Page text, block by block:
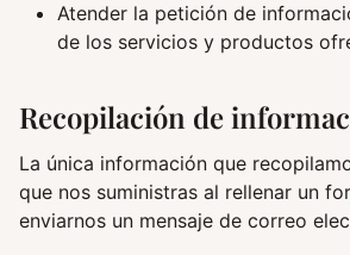
Atender la petición de
de los servicios y productos
Recopilación de
La única información que
que nos suministras al rellenar un
enviarnos un mensaje de correo